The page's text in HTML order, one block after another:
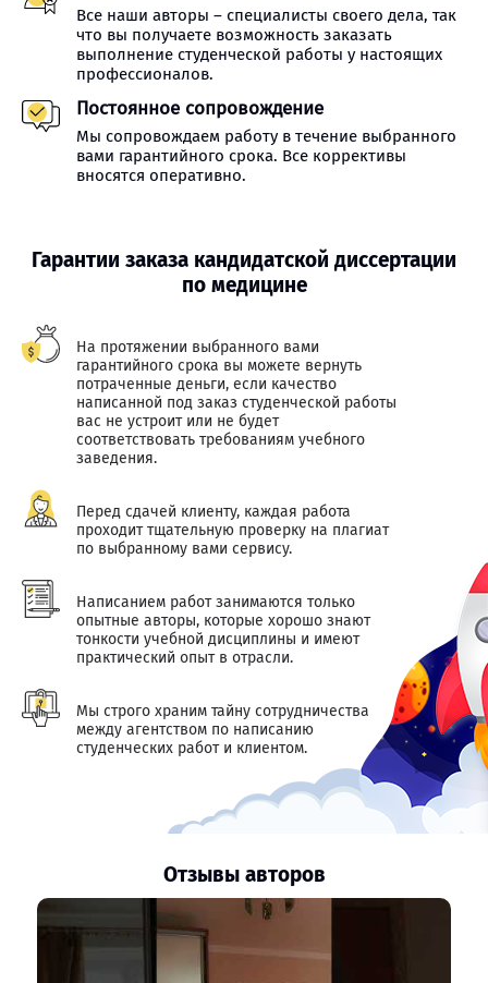
Все наши авторы – специалисты своего дела, так
что вы получаете возможность заказать
выполнение студенческой работы у настоящих
профессионалов.
Постоянное сопровождение
Мы сопровождаем работу в течение выбранного
вами гарантийного срока. Все коррективы
вносятся оперативно.
Гарантии заказа кандидатской диссертации
по медицине
На протяжении выбранного вами
гарантийного срока вы можете вернуть
потраченные деньги, если качество
написанной под заказ студенческой работы
вас не устроит или не будет
соответствовать требованиям учебного
заведения.
Перед сдачей клиенту, каждая работа
проходит тщательную проверку на плагиат
по выбранному вами сервису.
Написанием работ занимаются только
опытные авторы, которые хорошо знают
тонкости учебной дисциплины и имеют
практический опыт в отрасли.
Мы строго храним тайну сотрудничества
между агентством по написанию
студенческих работ и клиентом.
Отзывы авторов